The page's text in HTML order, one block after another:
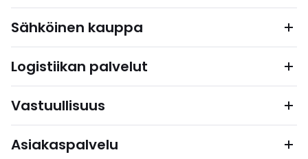
Sähköinen kauppa
Logistiikan palvelut
Vastuullisuus
Asiakaspalvelu